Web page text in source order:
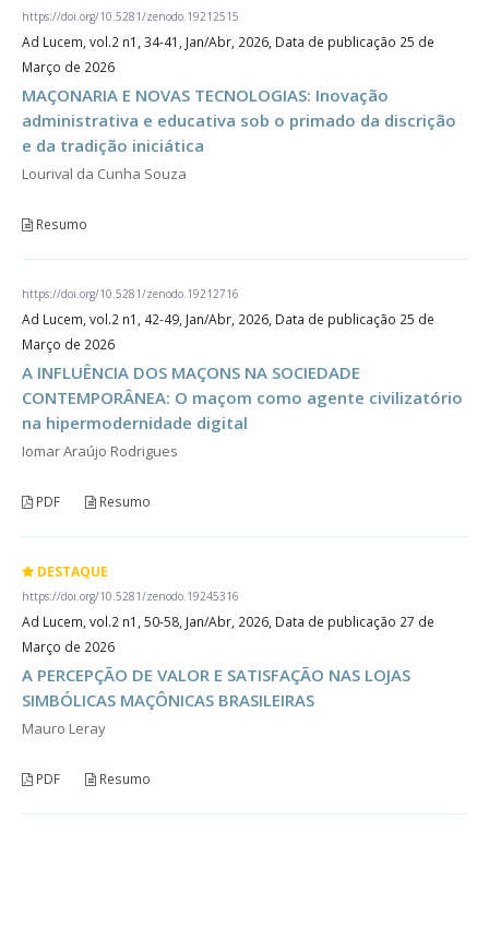
https://doi.org/10.5281/zenodo.19212515
Ad Lucem, vol.2 n1, 34-41, Jan/Abr, 2026, Data de publicação 25 de
Março de 2026
MAÇONARIA E NOVAS TECNOLOGIAS: Inovação
administrativa e educativa sob o primado da discrição
e da tradição iniciática
Lourival da Cunha Souza
Resumo
https://doi.org/10.5281/zenodo.19212716
Ad Lucem, vol.2 n1, 42-49, Jan/Abr, 2026, Data de publicação 25 de
Março de 2026
A INFLUÊNCIA DOS MAÇONS NA SOCIEDADE
CONTEMPORÂNEA: O maçom como agente civilizatório
na hipermodernidade digital
Iomar Araújo Rodrigues
PDF Resumo
DESTAQUE
https://doi.org/10.5281/zenodo.19245316
Ad Lucem, vol.2 n1, 50-58, Jan/Abr, 2026, Data de publicação 27 de
Março de 2026
A PERCEPÇÃO DE VALOR E SATISFAÇÃO NAS LOJAS
SIMBÓLICAS MAÇÔNICAS BRASILEIRAS
Mauro Leray
PDF Resumo